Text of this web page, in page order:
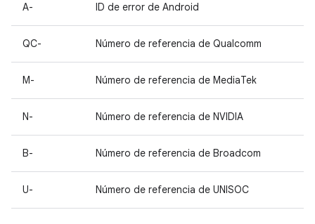
A- ID de error de Android
QC- Número de referencia de Qualcomm
M- Número de referencia de MediaTek
N- Número de referencia de NVIDIA
B- Número de referencia de Broadcom
U- Número de referencia de UNISOC